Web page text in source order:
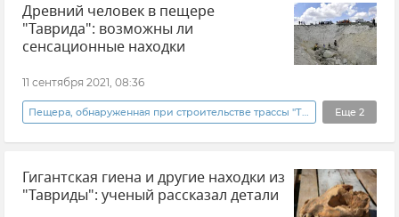
Наука и технологии
Древний человек в пещере
"Таврида": возможны ли
сенсационные находки
11 сентября 2021, 08:36
Еще 2
Радио Крым
Гигантская гиена и другие находки из
"Тавриды": ученый рассказал детали